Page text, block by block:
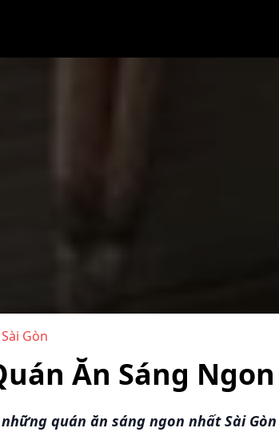
Gòn
Ăn Sáng
quán ăn sáng ngon nhất Sài